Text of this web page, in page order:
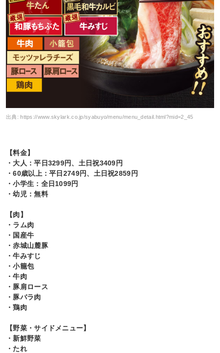
出典:https://www.skylark.co.jp/syabuyo/menu/menu_detail.html?mid=2_45
【料金】
・大人：平日3299円、土日祝3409円
・60歳以上：平日2749円、土日祝2859円
・小学生：全日1099円
・幼児：無料
【肉】
・ラム肉
・国産牛
・赤城山麓豚
・牛みすじ
・小籠包
・牛肉
・豚肩ロース
・豚バラ肉
・鶏肉
【野菜・サイドメニュー】
・新鮮野菜
・たれ